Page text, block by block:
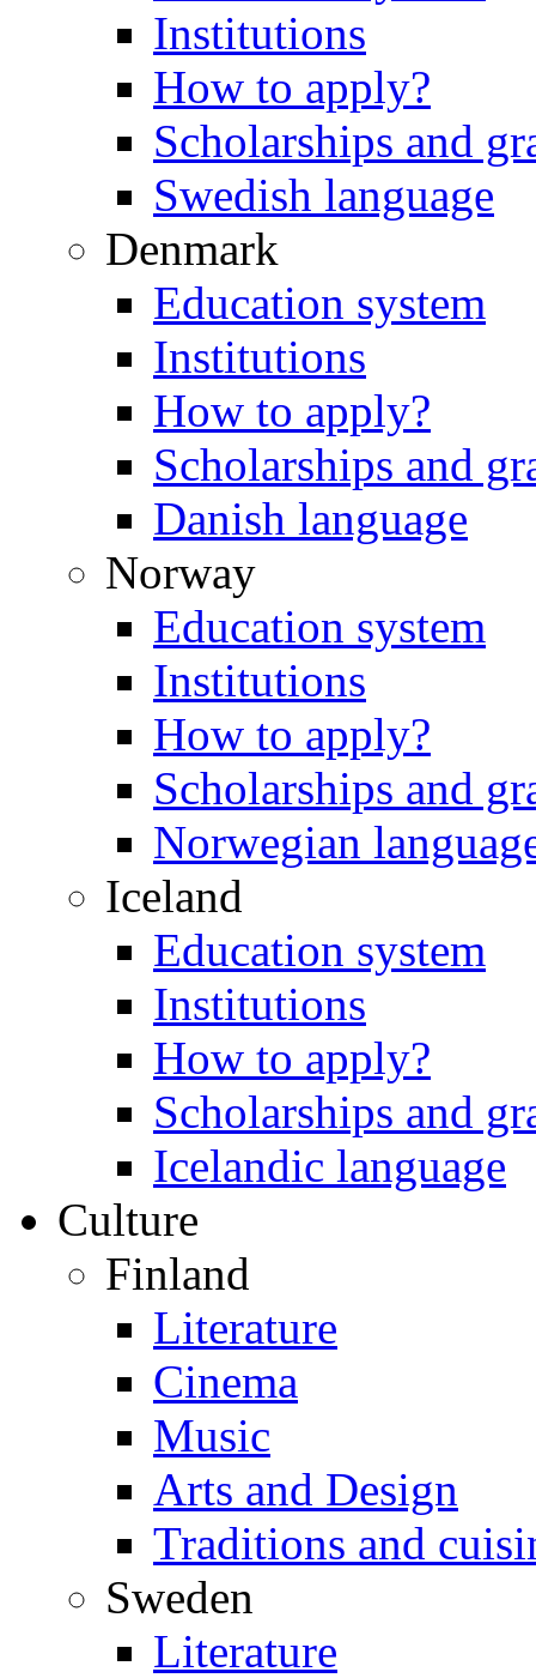
Institutions
How to apply?
Scholarships and
Swedish language
Denmark
Education system
Institutions
How to apply?
Scholarships and
Danish language
Norway
Education system
Institutions
How to apply?
Scholarships and
Norwegian
Iceland
Education system
Institutions
How to apply?
Scholarships and
Icelandic language
Culture
Finland
Literature
Cinema
Music
Arts and Design
Traditions and
Sweden
Literature